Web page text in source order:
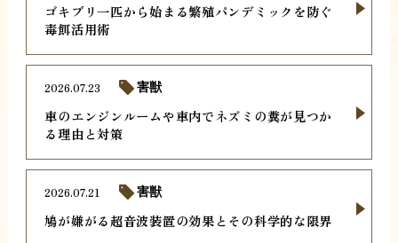
ゴキブリ一匹から始まる繁殖パンデミックを防ぐ
毒餌活用術
車のエンジンルームや車内でネズミの糞が見つか
る理由と対策
2026.07.23 害獣
鳩が嫌がる超音波装置の効果とその科学的な限界
2026.07.21 害獣